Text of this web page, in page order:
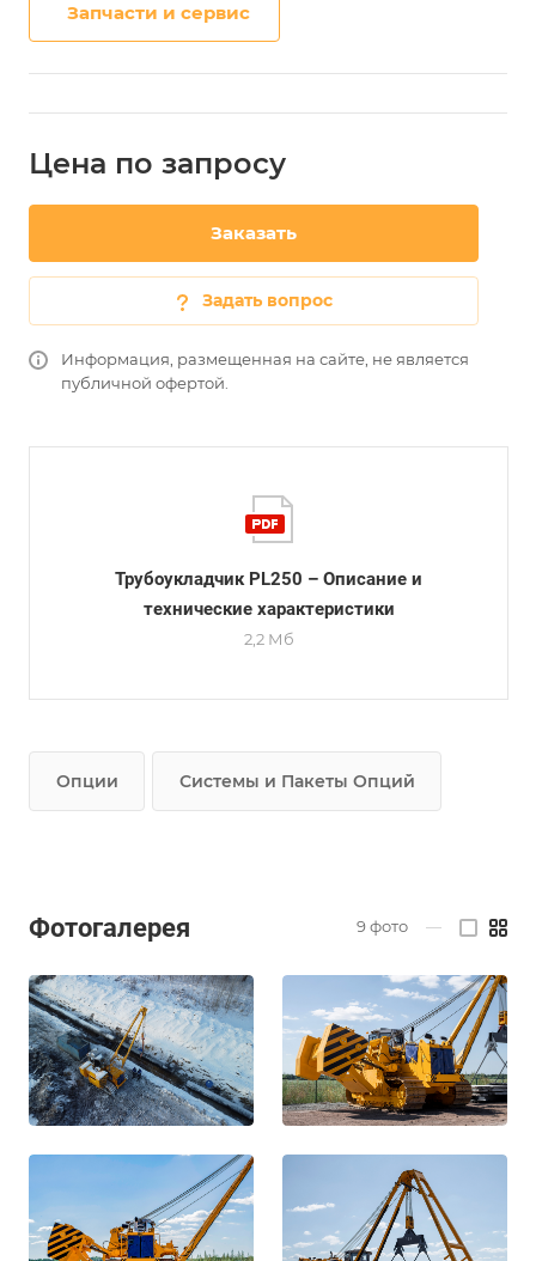
Запчасти и сервис
Цена по запросу
Заказать
Задать вопрос
Информация, размещенная на сайте, не является
публичной офертой.
Трубоукладчик PL250 – Описание и
технические характеристики
2,2 Мб
Опции Системы и Пакеты Опций
Фотогалерея 9фото —